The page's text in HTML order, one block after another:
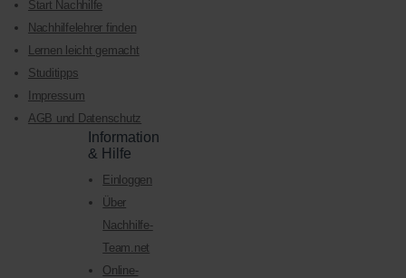
Start Nachhilfe
Nachhilfelehrer finden
Lernen leicht gemacht
Studitipps
Impressum
AGB und Datenschutz
Information
& Hilfe
Einloggen
Über
Nachhilfe-
Team.net
Online-